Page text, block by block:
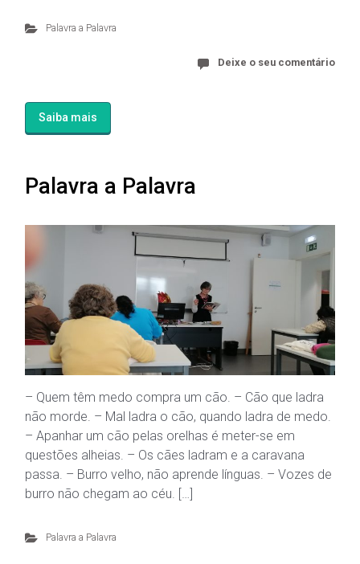
Palavra a Palavra
Deixe o seu comentário
Saiba mais
Palavra a Palavra
– Quem têm medo compra um cão. – Cão que ladra
não morde. – Mal ladra o cão, quando ladra de medo.
– Apanhar um cão pelas orelhas é meter-se em
questões alheias. – Os cães ladram e a caravana
passa. – Burro velho, não aprende línguas. – Vozes de
burro não chegam ao céu. […]
Palavra a Palavra